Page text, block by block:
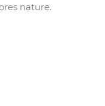
nature.